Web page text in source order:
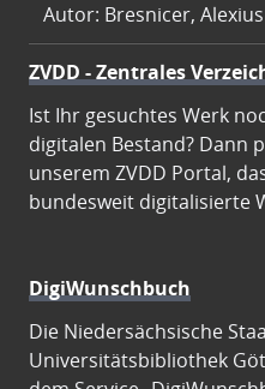
Autor: Bresnicer, Alexius
ZVDD - Zentrales
Ist Ihr gesuchtes Werk
digitalen Bestand? Dann
unserem ZVDD Portal,
bundesweit digitalisierte
DigiWunschbuch
Die Niedersächsische
Universitätsbibliothek